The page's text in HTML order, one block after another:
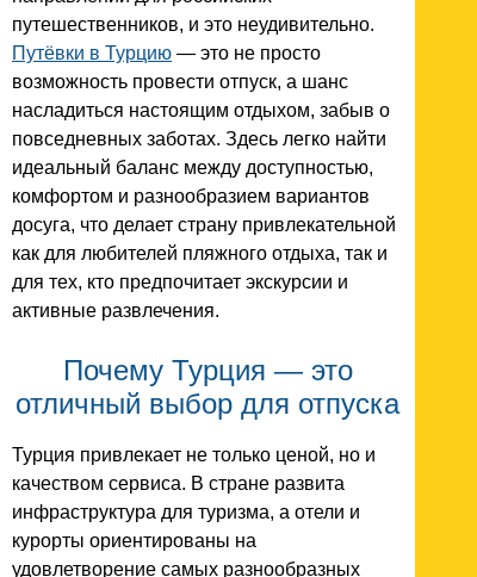
путешественников, и это неудивительно.
Путёвки в Турцию — это не просто
возможность провести отпуск, а шанс
насладиться настоящим отдыхом, забыв о
повседневных заботах. Здесь легко найти
идеальный баланс между доступностью,
комфортом и разнообразием вариантов
досуга, что делает страну привлекательной
как для любителей пляжного отдыха, так и
для тех, кто предпочитает экскурсии и
активные развлечения.
Почему Турция — это
отличный выбор для отпуска
Турция привлекает не только ценой, но и
качеством сервиса. В стране развита
инфраструктура для туризма, а отели и
курорты ориентированы на
удовлетворение самых разнообразных